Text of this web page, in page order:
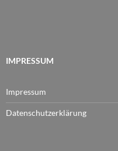
IMPRESSUM
Impressum
Datenschutzerklärung